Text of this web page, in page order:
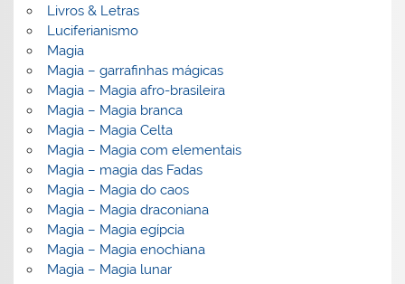
Livros & Letras
Luciferianismo
Magia
Magia – garrafinhas mágicas
Magia – Magia afro-brasileira
Magia – Magia branca
Magia – Magia Celta
Magia – Magia com elementais
Magia – magia das Fadas
Magia – Magia do caos
Magia – Magia draconiana
Magia – Magia egípcia
Magia – Magia enochiana
Magia – Magia lunar